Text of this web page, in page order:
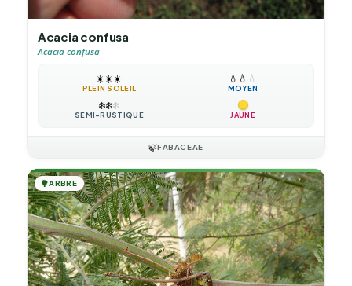
Acacia confusa
Acacia confusa
☀️☀️☀️
PLEIN SOLEIL
💧 💧 💧
MOYEN
❄️❄️❄️
SEMI-RUSTIQUE JAUNE
🍃FABACEAE
🌳ARBRE